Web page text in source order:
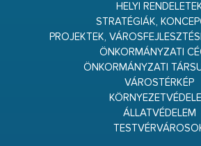
HELYI
STRATÉGIÁK,
PROJEKTEK,
ÖNKORMÁNYZATI
ÖNKORMÁNYZATI
VÁROSTÉRKÉP
ÁLLATVÉDELEM